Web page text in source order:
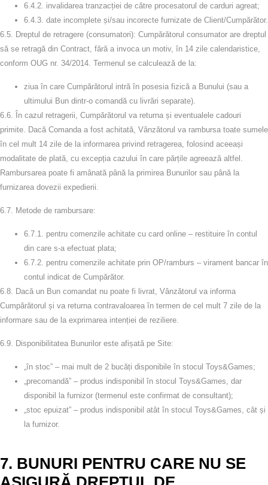
6.4.2. invalidarea tranzacției de către procesatorul de carduri agreat;
6.4.3. date incomplete și/sau incorecte furnizate de Client/Cumpărător.
6.5. Dreptul de retragere (consumatori): Cumpărătorul consumator are dreptul
să se retragă din Contract, fără a invoca un motiv, în 14 zile calendaristice
conform OUG nr. 34/2014. Termenul se calculează de la:
ziua în care Cumpărătorul intră în posesia fizică a Bunului (sau a
ultimului Bun dintr-o comandă cu livrări separate).
6.6. În cazul retragerii, Cumpărătorul va returna și eventualele cadouri
primite. Dacă Comanda a fost achitată, Vânzătorul va rambursa toate sumele
în cel mult 14 zile de la informarea privind retragerea, folosind aceeași
modalitate de plată, cu excepția cazului în care părțile agreează altfel.
Rambursarea poate fi amânată până la primirea Bunurilor sau până la
furnizarea dovezii expedierii.
6.7. Metode de rambursare:
6.7.1.
pentru comenzile achitate cu card online – restituire în contul
din care s-a efectuat plata;
6.7.2. pentru comenzile achitate prin OP/ramburs – virament bancar în
contul indicat de Cumpărător.
6.8. Dacă un Bun comandat nu poate fi livrat, Vânzătorul va informa
Cumpărătorul și va returna contravaloarea în termen de cel mult 7 zile de la
informare sau de la exprimarea intenției de reziliere.
6.9. Disponibilitatea Bunurilor este afișată pe Site:
„în stoc” – mai mult de 2 bucăți disponibile în stocul Toys&Games;
„precomandă” – produs indisponibil în stocul Toys&Games, dar
disponibil la furnizor (termenul este confirmat de consultant);
„stoc epuizat” – produs indisponibil atât în stocul Toys&Games, cât și
la furnizor.
7. BUNURI PENTRU CARE NU SE